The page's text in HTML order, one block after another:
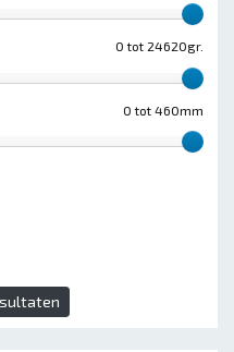
0 tot 24620gr.
0 tot 460mm